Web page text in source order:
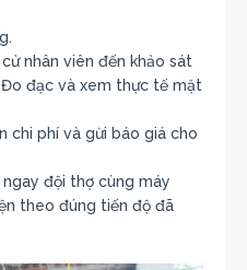
nhân viên đến khảo sát
đạc và xem thực tế mặt
chi phí và gừi báo giá cho
đội thợ cùng máy
theo đúng tiến độ đã